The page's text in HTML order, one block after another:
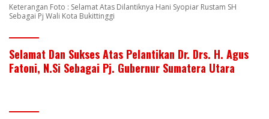
Keterangan Foto : Selamat Atas Dilantiknya Hani Syopiar Rustam SH
Sebagai Pj Wali Kota Bukittinggi
Selamat Dan Sukses Atas Pelantikan Dr. Drs. H. Agus
Fatoni, N.Si Sebagai Pj. Gubernur Sumatera Utara